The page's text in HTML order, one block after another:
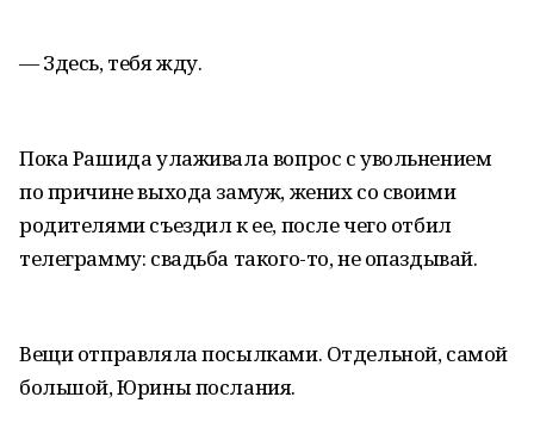
— Здесь, тебя жду.
Пока Рашида улаживала вопрос с увольнением
по причине выхода замуж, жених со своими
родителями съездил к ее, после чего отбил
телеграмму: свадьба такого-то, не опаздывай.
Вещи отправляла посылками. Отдельной, самой
большой, Юрины послания.